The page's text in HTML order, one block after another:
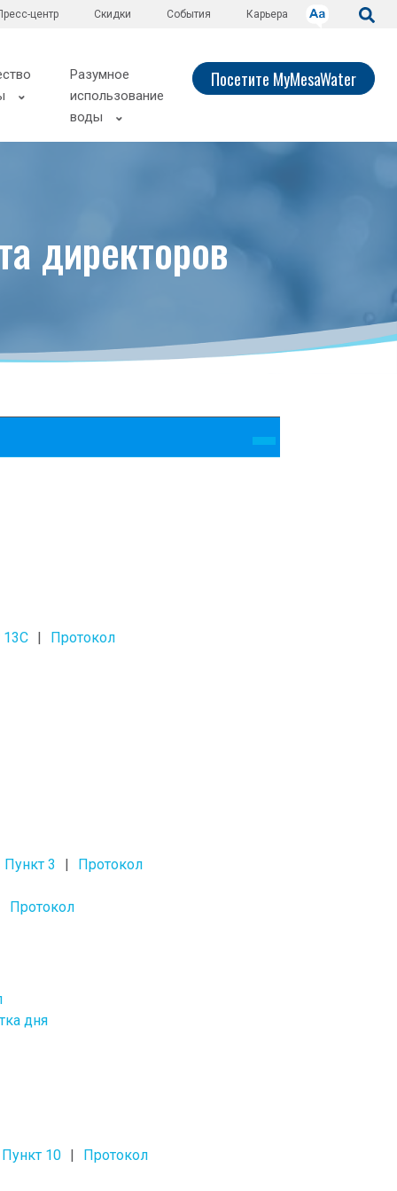
Карьера
События
Скидки
центр
Разумное
использование
воды
Посетите MyMesaWater
директоров
13С
Протокол
Пункт 3
Протокол
Протокол
дня
Пункт 10
Протокол